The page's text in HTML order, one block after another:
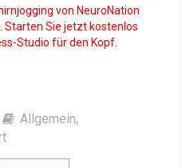
von NeuroNation
Starten Sie jetzt kostenlos
Studio für den Kopf.
Allgemein,